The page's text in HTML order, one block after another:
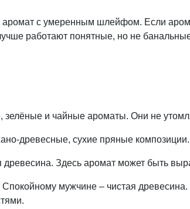
с умеренным шлейфом. Если
работают понятные, но не
и чайные ароматы. Они не
древесные, сухие пряные
Здесь аромат может быть
мужчине – чистая